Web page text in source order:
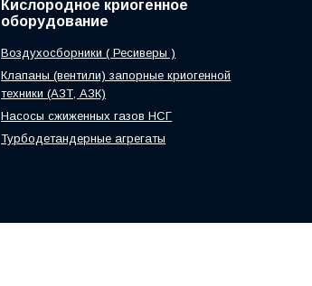
Кислородное криогенное
оборудование
Воздухосборники ( Ресиверы )
Клапаны (вентили) запорные криогенной
техники (АЗТ, АЗК)
Насосы сжиженных газов НСГ
Турбодетандерные агрегаты